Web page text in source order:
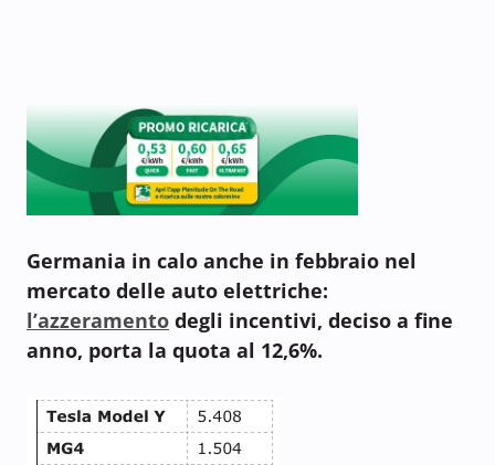
Germania in calo anche in febbraio nel
mercato delle auto elettriche:
l’azzeramento degli incentivi, deciso a fine
anno, porta la quota al 12,6%.